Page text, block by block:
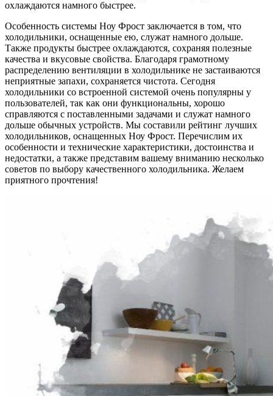
охлаждаются намного быстрее.
Особенность системы Ноу Фрост заключается в том, что
холодильники, оснащенные ею, служат намного дольше.
Также продукты быстрее охлаждаются, сохраняя полезные
качества и вкусовые свойства. Благодаря грамотному
распределению вентиляции в холодильнике не застаиваются
неприятные запахи, сохраняется чистота. Сегодня
холодильники со встроенной системой очень популярны у
пользователей, так как они функциональны, хорошо
справляются с поставленными задачами и служат намного
дольше обычных устройств. Мы составили рейтинг лучших
холодильников, оснащенных Ноу Фрост. Перечислим их
особенности и технические характеристики, достоинства и
недостатки, а также представим вашему вниманию несколько
советов по выбору качественного холодильника. Желаем
приятного прочтения!